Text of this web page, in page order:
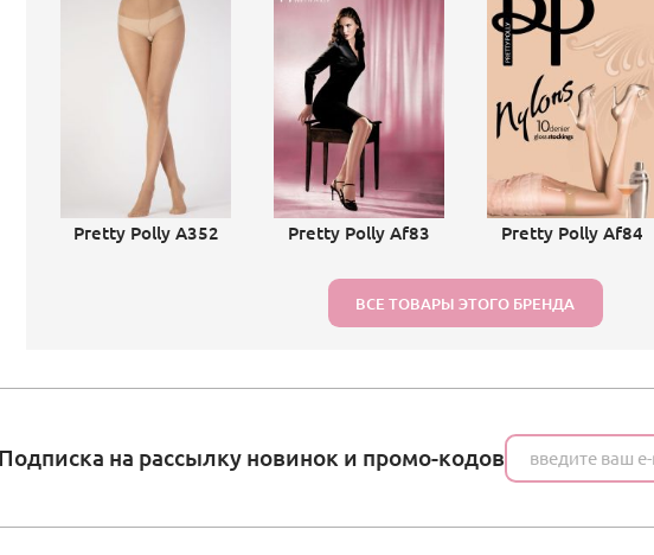
Pretty Polly A352 Pretty Polly Af83 Pretty Polly Af84
ВСЕ ТОВАРЫ ЭТОГО БРЕНДА
Подписка на рассылку новинок и промо-кодов